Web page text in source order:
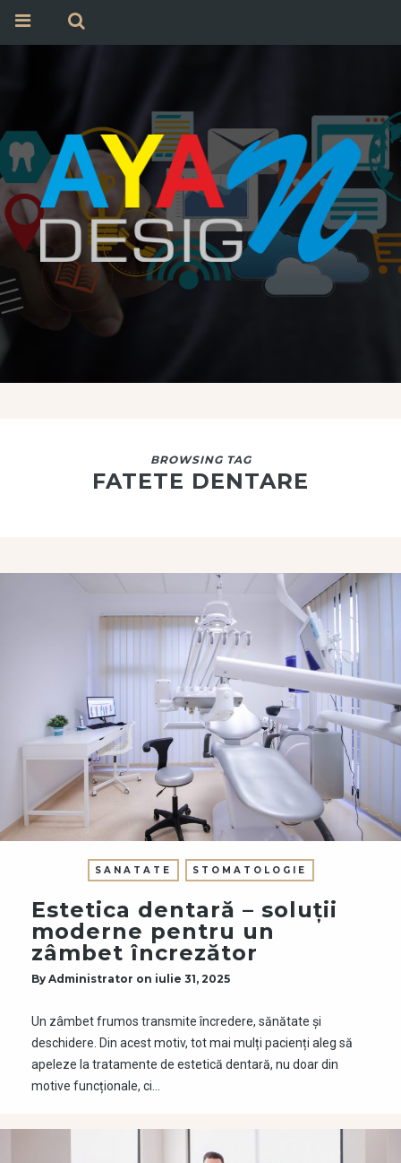
BROWSING TAG
FATETE DENTARE
SANATATE STOMATOLOGIE
Estetica dentară – soluții
moderne pentru un
zâmbet încrezător
By Administrator on iulie 31, 2025
Un zâmbet frumos transmite încredere, sănătate și
deschidere. Din acest motiv, tot mai mulți pacienți aleg să
apeleze la tratamente de estetică dentară, nu doar din
motive funcționale, ci…